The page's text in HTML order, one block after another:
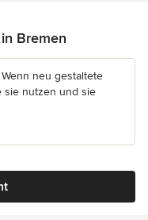
Bremen
neu gestaltete
sie nutzen und sie